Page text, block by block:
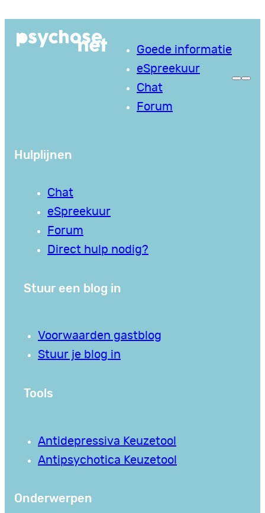
naar
Goede informatie
eSpreekuur
Chat
Forum
Hulplijnen
Chat
eSpreekuur
Forum
Direct hulp nodig?
Stuur een blog in
Voorwaarden gastblog
Stuur je blog in
Tools
Antidepressiva Keuzetool
Antipsychotica Keuzetool
Onderwerpen